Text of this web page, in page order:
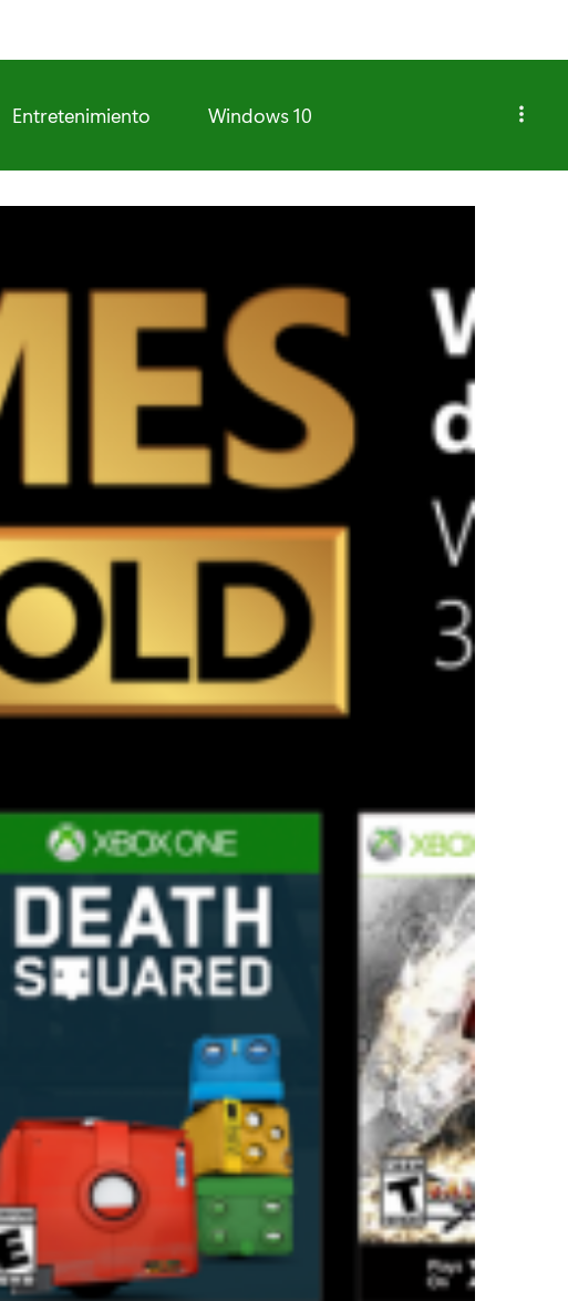
Entretenimiento Windows 10